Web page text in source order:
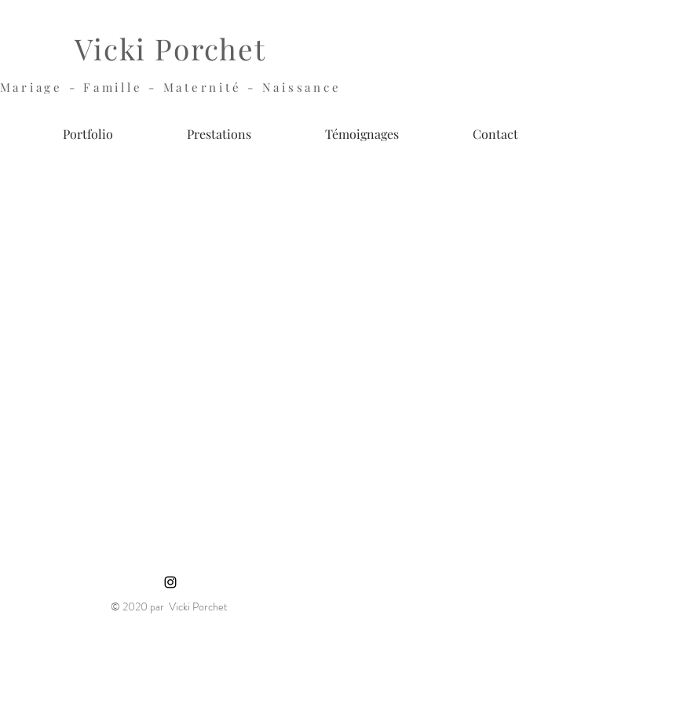
Vicki Porchet
Mariage - Famille - Maternité - Naissance
Portfolio Prestations Témoignages Contact
© 2020 par Vicki Porchet